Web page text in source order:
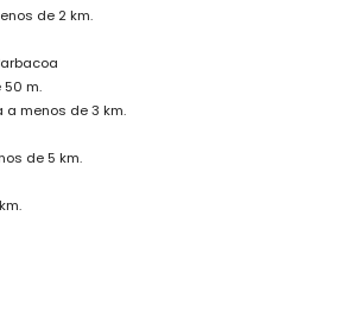
planchar
y servicio de emergencia 24 horas
con cargo extra
cunas para niños (a petición)
de ocio para sus vacaciones en
paseo marítimo (Arenal Jávea) (a menos de 5
de 2 km.
50 m.
menos de 3 km.
de 5 km.